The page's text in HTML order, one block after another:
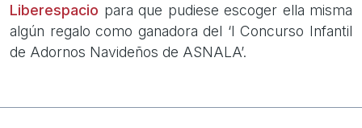
Liberespacio para que pudiese escoger ella misma
algún regalo como ganadora del ‘I Concurso Infantil
de Adornos Navideños de ASNALA’.